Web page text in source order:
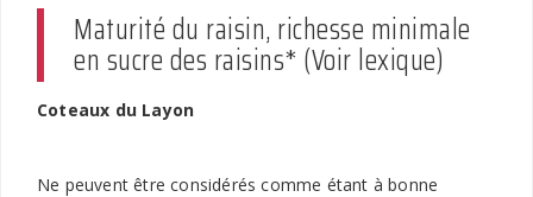
Maturité du raisin, richesse minimale
en sucre des raisins* (Voir lexique)
Coteaux du Layon
Ne peuvent être considérés comme étant à bonne